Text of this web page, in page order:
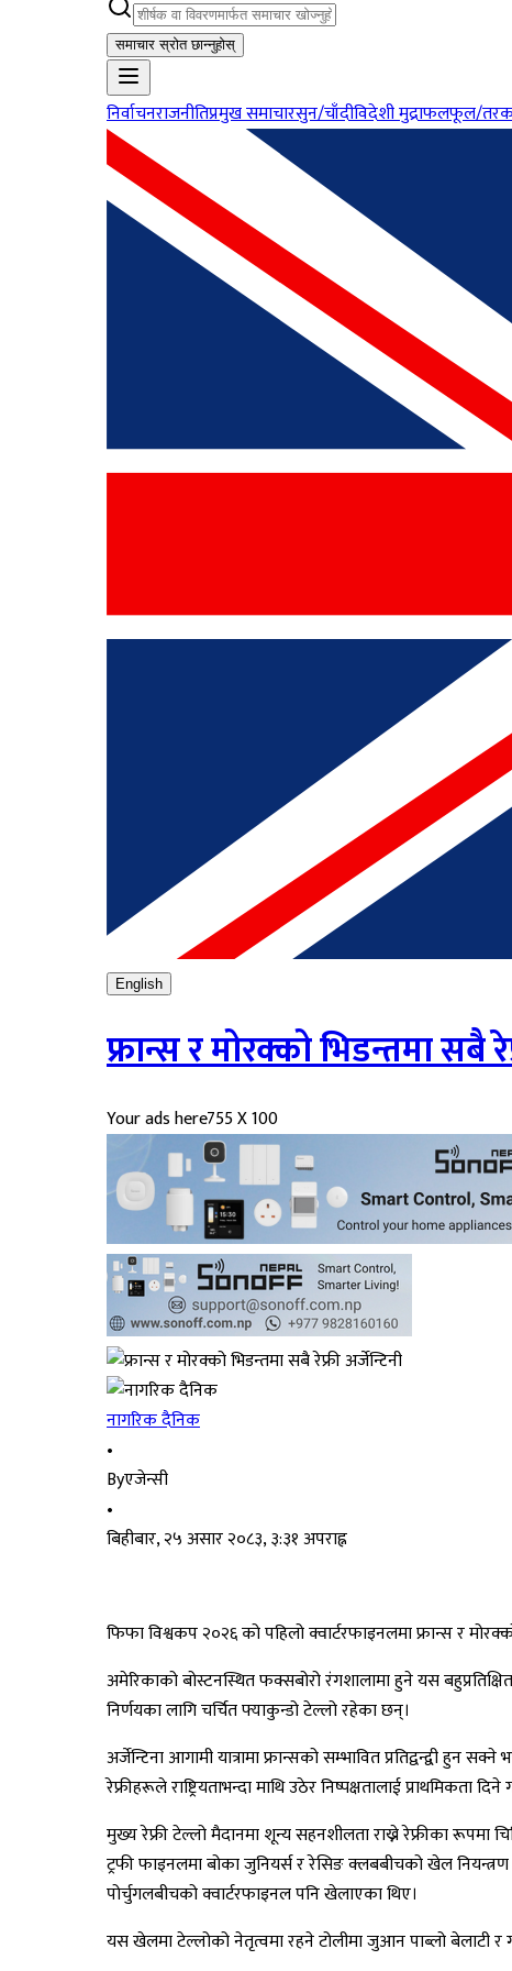
समाचार स्रोत छान्नुहोस्
निर्वाचनराजनीतिप्रमुख समाचारसुन/चाँदीविदेशी मुद्राफलफूल/
English
फ्रान्स र मोरक्को भिडन्तमा सबै
Your ads here755 X 100
नागरिक दैनिक
•
Byएजेन्सी
•
बिहीबार, २५ असार २०८३, ३:३१ अपराह्न
फिफा विश्वकप २०२६ को पहिलो क्वार्टरफाइनलमा फ्रान्स र
अमेरिकाको बोस्टनस्थित फक्सबोरो रंगशालामा हुने यस
निर्णयका लागि चर्चित फ्याकुन्डो टेल्लो रहेका छन्।
अर्जेन्टिना आगामी यात्रामा फ्रान्सको सम्भावित प्रतिद्वन्द्वी
रेफ्रीहरूले राष्ट्रियताभन्दा माथि उठेर निष्पक्षतालाई प्राथमिकता दिने
मुख्य रेफ्री टेल्लो मैदानमा शून्य सहनशीलता राख्ने रेफ्रीका
ट्रफी फाइनलमा बोका जुनियर्स र रेसिङ क्लबबीचको खेल
पोर्चुगलबीचको क्वार्टरफाइनल पनि खेलाएका थिए।
यस खेलमा टेल्लोको नेतृत्वमा रहने टोलीमा जुआन पाब्लो बेलाटी र